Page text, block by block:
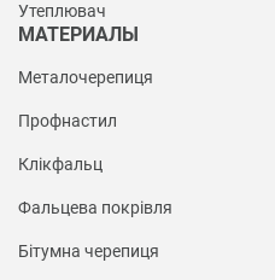
Утеплювач
МАТЕРИАЛЫ
Металочерепиця
Профнастил
Клікфальц
Фальцева покрівля
Бітумна черепиця